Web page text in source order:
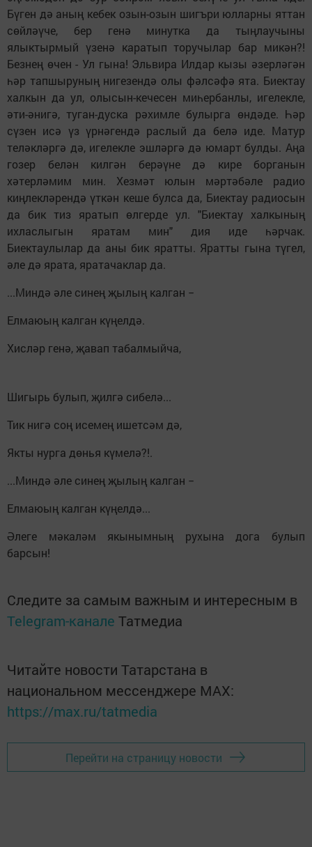
Бүген дә аның кебек озын-озын шигъри юлларны яттан
сөйләүче, бер генә минутка да тыңлаучыны
ялыктырмый үзенә каратып торучылар бар микән?!
Безнең өчен - Ул гына! Эльвира Илдар кызы әзерләгән
һәр тапшыруның нигезендә олы фәлсәфә ята. Биектау
халкын да ул, олысын-кечесен миһербанлы, игелекле,
әти-әнигә, туган-дуска рәхимле булырга өндәде. Һәр
сүзен исә үз үрнәгендә раслый да белә иде. Матур
теләкләргә дә, игелекле эшләргә дә юмарт булды. Аңа
гозер белән килгән берәүне дә кире борганын
хәтерләмим мин. Хезмәт юлын мәртәбәле радио
киңлекләрендә үткән кеше булса да, Биектау радиосын
да бик тиз яратып өлгерде ул. "Биектау халкының
ихласлыгын яратам мин" дия иде һәрчак.
Биектаулылар да аны бик яратты. Яратты гына түгел,
әле дә ярата, яратачаклар да.
...Миндә әле синең җылың калган −
Елмаюың калган күңелдә.
Хисләр генә, җавап табалмыйча,
Шигырь булып, җилгә сибелә...
Тик нигә соң исемең ишетсәм дә,
Якты нурга дөнья күмелә?!.
...Миндә әле синең җылың калган −
Елмаюың калган күңелдә...
Әлеге мәкаләм якынымның рухына дога булып
барсын!
Следите за самым важным и интересным в
Telegram-канале Татмедиа
Читайте новости Татарстана в
национальном мессенджере MАХ:
https://max.ru/tatmedia
Перейти на страницу новости